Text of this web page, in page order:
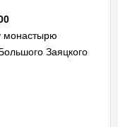
монастырю
Заяцкого